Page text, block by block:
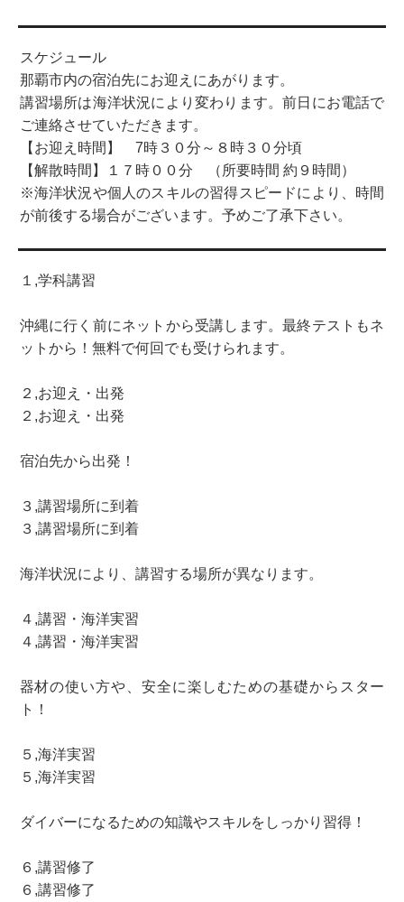
スケジュール
那覇市内の宿泊先にお迎えにあがります。
講習場所は海洋状況により変わります。前日にお電話で
ご連絡させていただきます。
【お迎え時間】 7時３０分～８時３０分頃
【解散時間】１７時００分 （所要時間 約９時間）
※海洋状況や個人のスキルの習得スピードにより、時間
が前後する場合がございます。予めご了承下さい。
１,学科講習
沖縄に行く前にネットから受講します。最終テストもネ
ットから！無料で何回でも受けられます。
２,お迎え・出発
２,お迎え・出発
宿泊先から出発！
３,講習場所に到着
３,講習場所に到着
海洋状況により、講習する場所が異なります。
４,講習・海洋実習
４,講習・海洋実習
器材の使い方や、安全に楽しむための基礎からスター
ト！
５,海洋実習
５,海洋実習
ダイバーになるための知識やスキルをしっかり習得！
６,講習修了
６,講習修了